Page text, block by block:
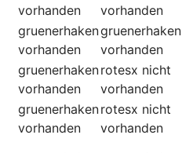
vorhanden
vorhanden
gruenerhaken
vorhanden
gruenerhaken
vorhanden
gruenerhaken
vorhanden
rotesx nicht
vorhanden
gruenerhaken
vorhanden
rotesx nicht
vorhanden